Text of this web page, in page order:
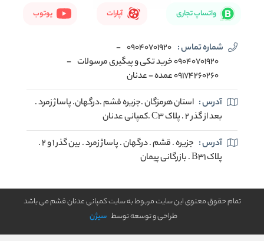
واتساپ تجاری آپارات یوتوب
شماره تماس : 09040701920
-
09040701920 خرید تکی و پیگیری مرسولات
-
09174260260 عمده - عدنان
آدرس : استان هرمزگان .جزیره قشم .درگهان. پاساژ زمرد .
بعد از گذر 2 . پلاک C3 .کمپانی عدنان
آدرس :
جزیره . قشم . درگهان . پاساژ زمرد . بین گذر 1 و 2 .
پلاک B31 . بازرگانی پیمان
تمام حقوق معنوی این سایت مربوط به سایت کمپانی عدنان قشم می باشد
طراحی و توسعه توسط سیژن